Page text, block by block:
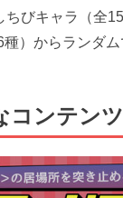
ちびキャラ（全
）からランダ
コンテンツ